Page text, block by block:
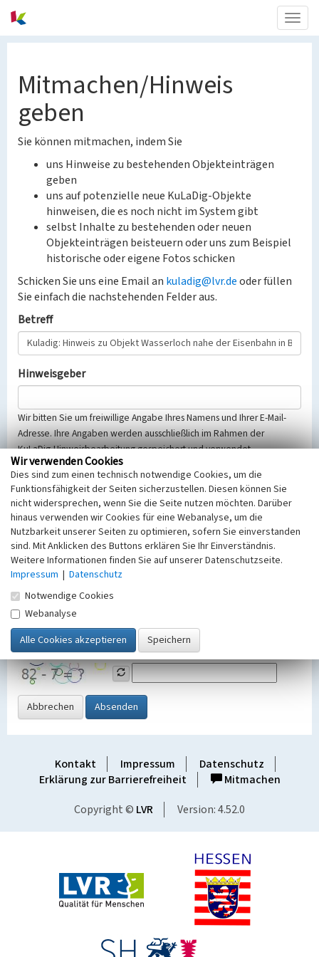
Mitmachen/Hinweis
geben
Sie können mitmachen, indem Sie
uns Hinweise zu bestehenden Objekteinträgen
geben
uns auf potenzielle neue KuLaDig-Objekte
hinweisen, die es noch nicht im System gibt
selbst Inhalte zu bestehenden oder neuen
Objekteinträgen beisteuern oder uns zum Beispiel
historische oder eigene Fotos schicken
Schicken Sie uns eine Email an kuladig@lvr.deoder füllen
Sie einfach die nachstehenden Felder aus.
Betreff
Hinweisgeber
Wir bitten Sie um freiwillige Angabe Ihres Namens und Ihrer E-Mail-
Adresse. Ihre Angaben werden ausschließlich im Rahmen der
KuLaDig-Hinweisbearbeitung gespeichert und verwendet.
Selbstverständlich werden diese entsprechend der Vorschriften des
Telemediengesetzes, des Datenschutzgesetzes NRW und der seit
dem 25.05.2018 gültigen Europäischen Datenschutzgrundverordnung
(EU-DSGVO) vertraulich behandelt, beachten Sie bitte unsere
Hinweise zumDatenschutz
Nachricht
SicherheitsabfrageTragen Sie unten das Rechenergebnis aus der
Grafik ein
Abbrechen Absenden
Kontakt Impressum
Datenschutz
Erklärung zur Barrierefreiheit
Mitmachen
Copyright © LVR Version: 4.52.0
Wir verwenden Cookies
Dies sind zum einen technisch notwendige Cookies, um die
Funktionsfähigkeit der Seiten sicherzustellen. Diesen können Sie
nicht widersprechen, wenn Sie die Seite nutzen möchten. Darüber
hinaus verwenden wir Cookies für eine Webanalyse, um die
Nutzbarkeit unserer Seiten zu optimieren, sofern Sie einverstanden
sind. Mit Anklicken des Buttons erklären Sie Ihr Einverständnis.
Weitere Informationen finden Sie auf unserer Datenschutzseite.
Impressum | Datenschutz
Notwendige Cookies
Webanalyse